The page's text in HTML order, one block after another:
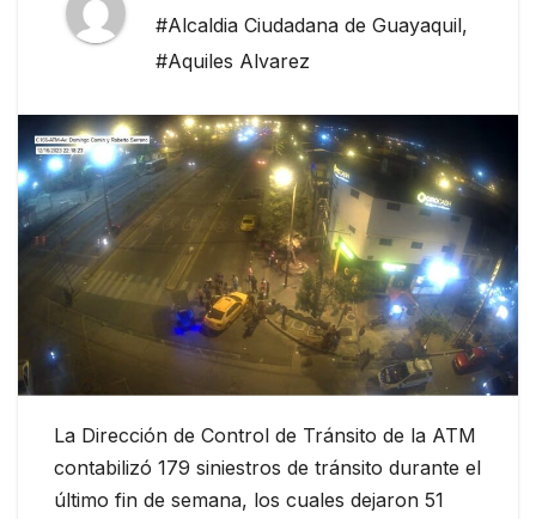
#Alcaldia Ciudadana de Guayaquil,
#Aquiles Alvarez
La Dirección de Control de Tránsito de la ATM
contabilizó 179 siniestros de tránsito durante el
último fin de semana, los cuales dejaron 51